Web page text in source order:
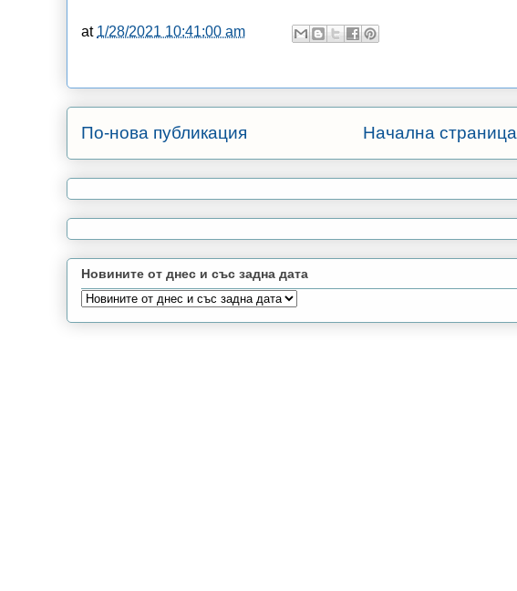
at 1/28/2021 10:41:00 am
По-нова публикация Начална страница
Новините от днес и със задна дата